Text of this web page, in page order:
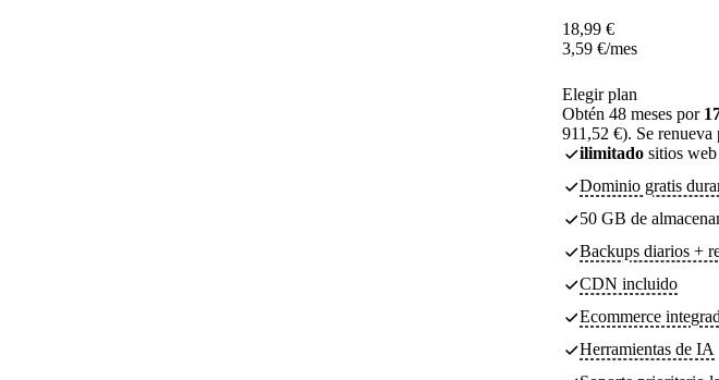
18,99 €
3,59 €/mes
Elegir plan
Obtén 48 meses por
911,52 €). Se renueva
ilimitado sitios web
Dominio gratis
50 GB de
Backups diarios +
CDN incluido
Ecommerce
Herramientas de IA